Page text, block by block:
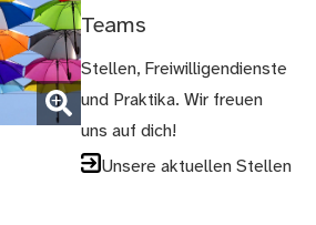
Teams
Stellen, Freiwilligendienste
und Praktika. Wir freuen
uns auf dich!
Unsere aktuellen Stellen